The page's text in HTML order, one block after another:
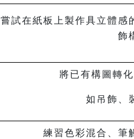
嘗試在紙板上製作具立體感
飾
將已有構圖轉
如吊飾、
練習色彩混合、筆